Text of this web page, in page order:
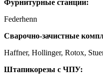
Фурнитурные станции:
Federhenn
Сварочно-зачистные
Haffner, Hollinger, Rotox,
Штапикорезы с ЧПУ: